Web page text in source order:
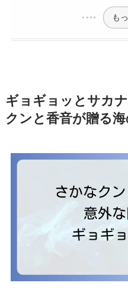
も
ギョギョッとサカ
クンと香音が贈る